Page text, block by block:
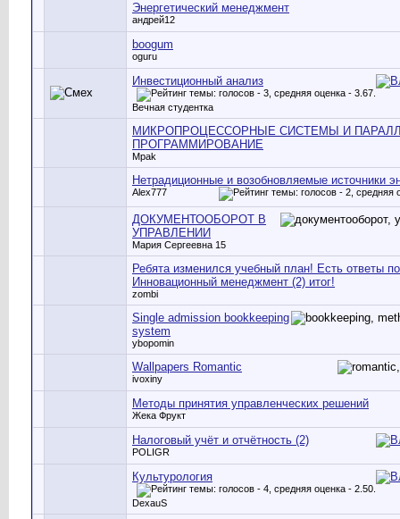
Энергетический менеджмент
андрей12
boogum
oguru
Инвестиционный анализ
Вечная студентка
МИКРОПРОЦЕССОРНЫЕ СИСТЕМЫ И
ПРОГРАММИРОВАНИЕ
Mpak
Нетрадиционные и возобновляемые источники
Alex777
ДОКУМЕНТООБОРОТ В
УПРАВЛЕНИИ
Мария Сергеевна 15
Ребята изменился учебный план! Есть ответы по
Инновационный менеджмент (2) итог!
zombi
Single admission bookkeeping
system
ybopomin
Wallpapers Romantic
ivoxiny
Методы принятия управленческих решений
Жека Фрукт
Налоговый учёт и отчётность (2)
POLIGR
Культурология
DexauS